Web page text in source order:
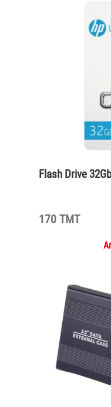
Flash Drive
170 TMT